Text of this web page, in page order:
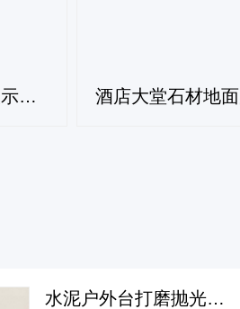
震荡机清洗抛光场景演示方案
水泥户外台打磨抛光机哪家好，含保养功能的酒店水泥打磨抛光机参考案例